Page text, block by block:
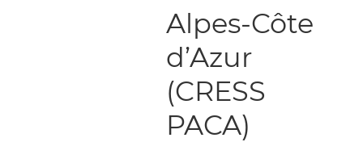
Alpes-Côte
d’Azur
(CRESS
PACA)